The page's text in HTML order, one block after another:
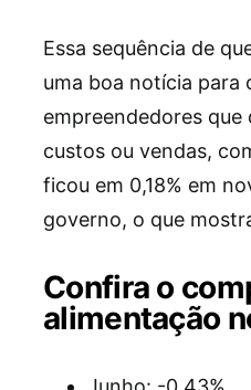
Essa sequência de
uma boa notícia para
empreendedores
custos ou vendas,
ficou em 0,18% em
governo, o que
Confira o
alimentação